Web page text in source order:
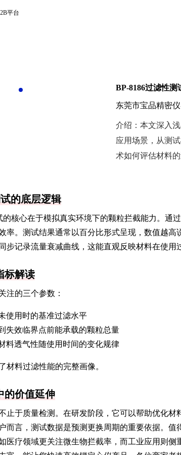
平台
BP-8186过滤性测
东莞市宝品精密
介绍： 本文深入
应用场景，从测
术如何评估材料
的底层逻辑
的核心在于模拟真实环境下的颗粒拦截能力。通
率。测试结果通常以百分比形式呈现，数值越
步记录流量衰减曲线，这能直观反映材料在使用
标解读
注的三个参数：
使用时的基准过滤水平
失效临界点前能承载的颗粒总量
料透气性随使用时间的变化规律
材料过滤性能的完整画像。
的价值延伸
止于质量检测。在研发阶段，它可以帮助优化
而言，测试数据是预测更换周期的重要依据。
医疗领域更关注微生物拦截率，而工业应用则侧